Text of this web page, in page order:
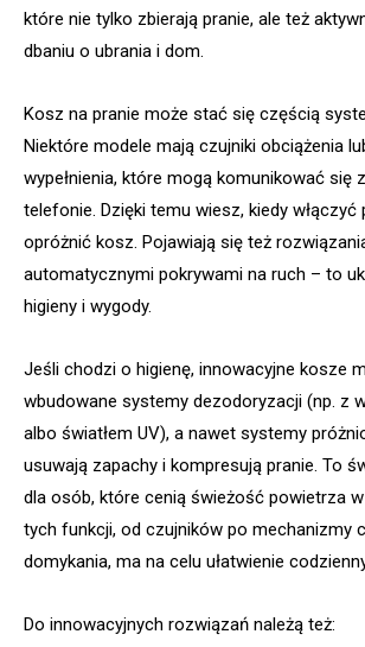
które nie tylko zbierają pranie, ale też
dbaniu o ubrania i dom.
Kosz na pranie może stać się częścią
Niektóre modele mają czujniki obciążenia
wypełnienia, które mogą komunikować się
telefonie. Dzięki temu wiesz, kiedy włączyć
opróżnić kosz. Pojawiają się też
automatycznymi pokrywami na ruch – to
higieny i wygody.
Jeśli chodzi o higienę, innowacyjne kosze
wbudowane systemy dezodoryzacji (np. z
albo światłem UV), a nawet systemy
usuwają zapachy i kompresują pranie. To
dla osób, które cenią świeżość powietrza
tych funkcji, od czujników po mechanizmy
domykania, ma na celu ułatwienie
Do innowacyjnych rozwiązań należą też: